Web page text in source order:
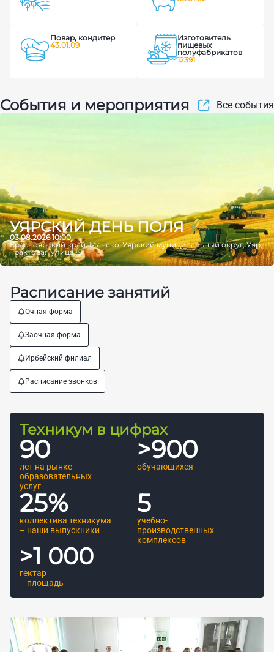
Повар, кондитер
43.01.09
Изготовитель
пищевых
полуфабрикатов
12391
События и мероприятия Все события
УЯРСКИЙ ДЕНЬ ПОЛЯ
03.08.2026 10:00
Красноярский край, Манско-Уярский муниципальный округ, Уяр,
Трактовая улица, 9
Расписание занятий
Очная форма
Заочная форма
Ирбейский филиал
Расписание звонков
Техникум в цифрах
лет на рынке
образовательных
услуг
90
обучающихся
>900
коллектива техникума
– наши выпускники
25%
учебно-
производственных
комплексов
5
гектар
– площадь
>1 000